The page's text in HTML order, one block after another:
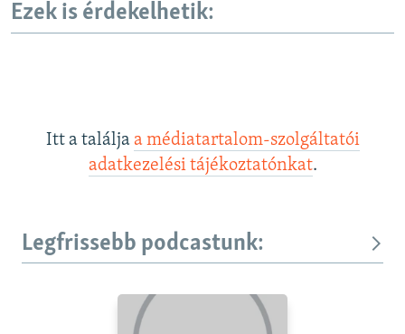
Ezek is érdekelhetik:
Itt a találja a médiatartalom-szolgáltatói
adatkezelési tájékoztatónkat.
Legfrissebb podcastunk: